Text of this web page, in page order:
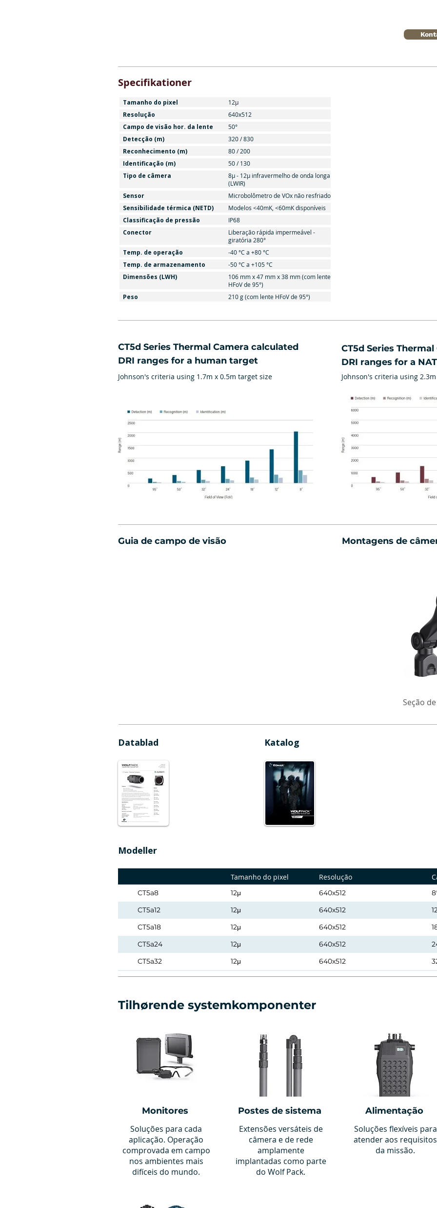
Specifikationer
Tamanho do pixel 12μ
Resolução 640x512
Campo de visão hor. da lente 50°
Detecção (m) 320 / 830
Reconhecimento (m) 80 / 200
Identificação (m) 50 / 130
Tipo de câmera
8μ - 12μ infravermelho de onda longa
(LWIR)
Sensor Microbolômetro de VOx não resfriado
Sensibilidade térmica (NETD) Modelos <40mK, <60mK disponíveis
Classificação de pressão IP68
Conector
Liberação rápida impermeável -
giratória 280°
Temp. de operação -40 °C a +80 °C
Temp. de armazenamento -50 °C a +105 °C
Dimensões (LWH)
106 mm x 47 mm x 38 mm (com lente
HFoV de 95°)
Peso 210 g (com lente HFoV de 95°)
​CT5d Series Thermal Camera calculated
DRI ranges for a human target
Johnson's criteria using 1.7m x 0.5m target size
CT5d Series
DRI ranges for a
Johnson's criteria using
Guia de campo de visão Montagens de
Seção
Datablad Katalog
Modeller
Tamanho do pixel Resolução
CT5a8 12μ 640x512
CT5a12
12μ 640x512
CT5a18
12μ 640x512
CT5a24
12μ 640x512
CT5a32
12μ 640x512
CT5a50
12μ 640x512
Tilhørende systemkomponenter
Monitores
Soluções para cada
aplicação. Operação
comprovada em campo
nos ambientes mais
difíceis do mundo.
Postes de sistema
Extensões versáteis de
câmera e de rede
amplamente
implantadas como parte
do Wolf Pack.
Alimentação
Soluções flexíveis para
atender aos requisitos
da missão.